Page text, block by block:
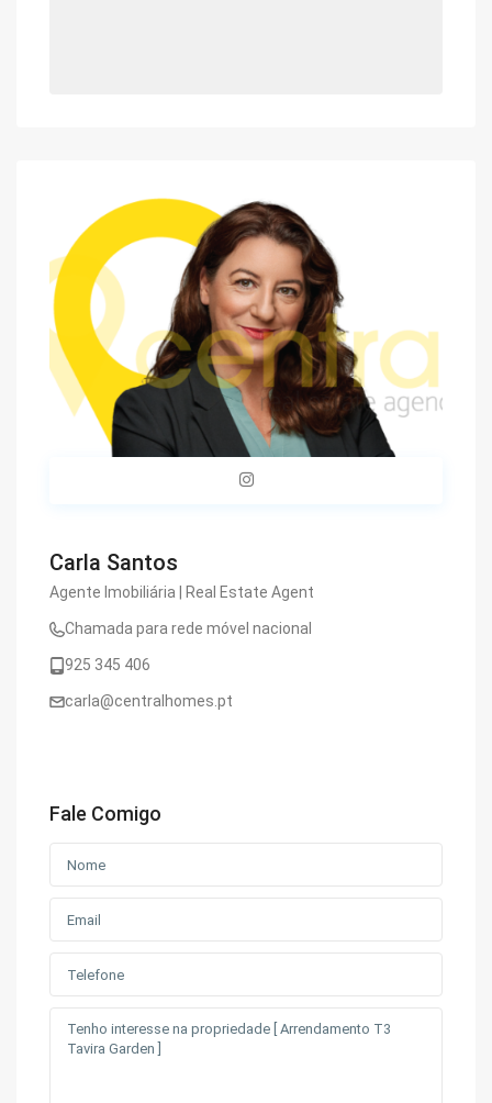
Carla Santos
Agente Imobiliária | Real Estate Agent
Chamada para rede móvel nacional
925 345 406
carla@centralhomes.pt
Fale Comigo